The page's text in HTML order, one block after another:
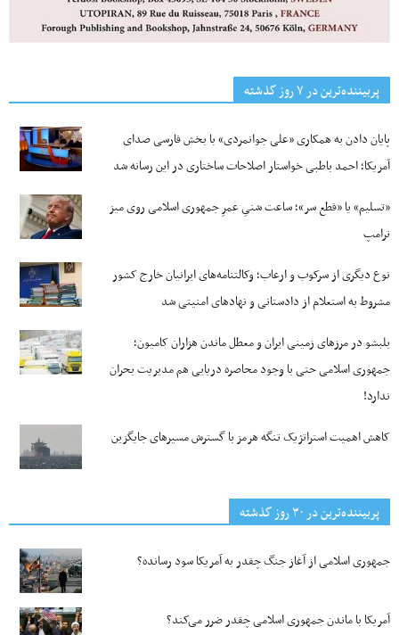
پربیننده‌ترین‌ در ۷ روز گذشته
پایان دادن به همکاری «علی جوانمردی» با بخش فارسی صدای
آمریکا؛ احمد باطبی خواستار اصلاحات ساختاری در این رسانه شد
«تسلیم» یا «قطع سر»؛ ساعت شنیِ عمرِ جمهوری اسلامی روی میز
ترامپ
نوع دیگری از سرکوب و ارعاب؛ وکالتنامه‌های ایرانیان خارج کشور
مشروط به استعلام از دادستانی و نهادهای امنیتی شد
بلبشو در مرزهای زمینی ایران و معطل ماندن هزاران کامیون؛
جمهوری اسلامی حتی با وجود محاصره دریایی هم مدیریت بحران
ندارد!
کاهش اهمیت استراتژیک تنگه‌ هرمز با گسترش مسیرهای جایگزین
پربیننده‌ترین‌ در ۳۰ روز گذشته
جمهوری اسلامی از آغاز جنگ چقدر به آمریکا سود رسانده؟
آمریکا با ماندن جمهوری اسلامی چقدر ضرر می‌کند؟